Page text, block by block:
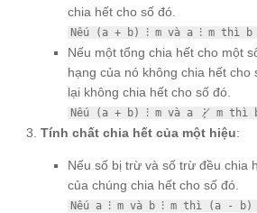
chia hết cho số đó.
Nếu (a + b) ⁝ m và a ⁝ m thì b
Nếu một tổng chia hết cho một
hạng của nó không chia hết cho
lại không chia hết cho số đó.
Nếu (a + b) ⁝ m và a ⋮̸ m thì
Tính chất chia hết của một hiệu:
Nếu số bị trừ và số trừ đều chia
của chúng chia hết cho số đó.
Nếu a ⁝ m và b ⁝ m thì (a - b)